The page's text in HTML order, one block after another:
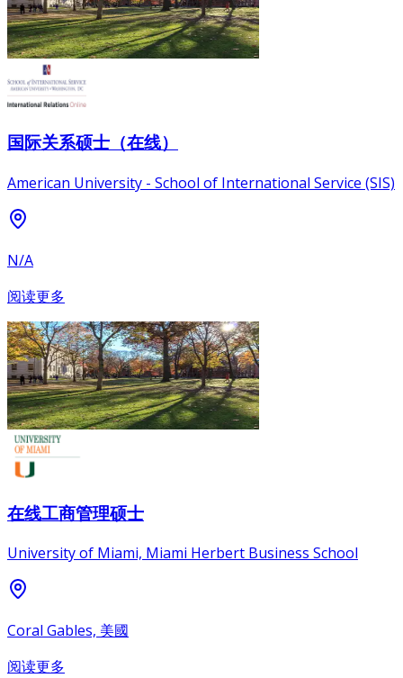
国际关系硕士（在线）
American University - School of International Service (SIS)
N/A
阅读更多
在线工商管理硕士
University of Miami, Miami Herbert Business School
Coral Gables, 美國
阅读更多